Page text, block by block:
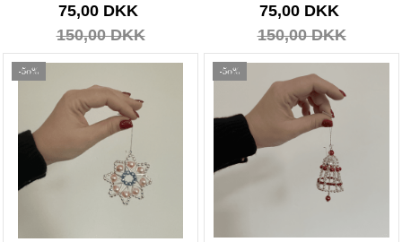
75,00 DKK
150,00 DKK
75,00 DKK
150,00 DKK
-50% -50%